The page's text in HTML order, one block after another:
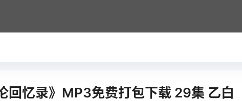
回忆录》MP3免费打包下载 29集 乙白